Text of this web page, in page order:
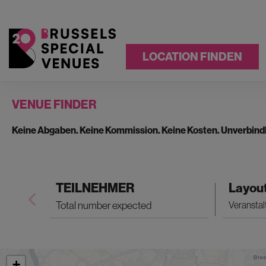
LOCATION FINDEN
VENUE FINDER
Keine Abgaben. Keine Kommission. Keine Kosten.
TEILNEHMER